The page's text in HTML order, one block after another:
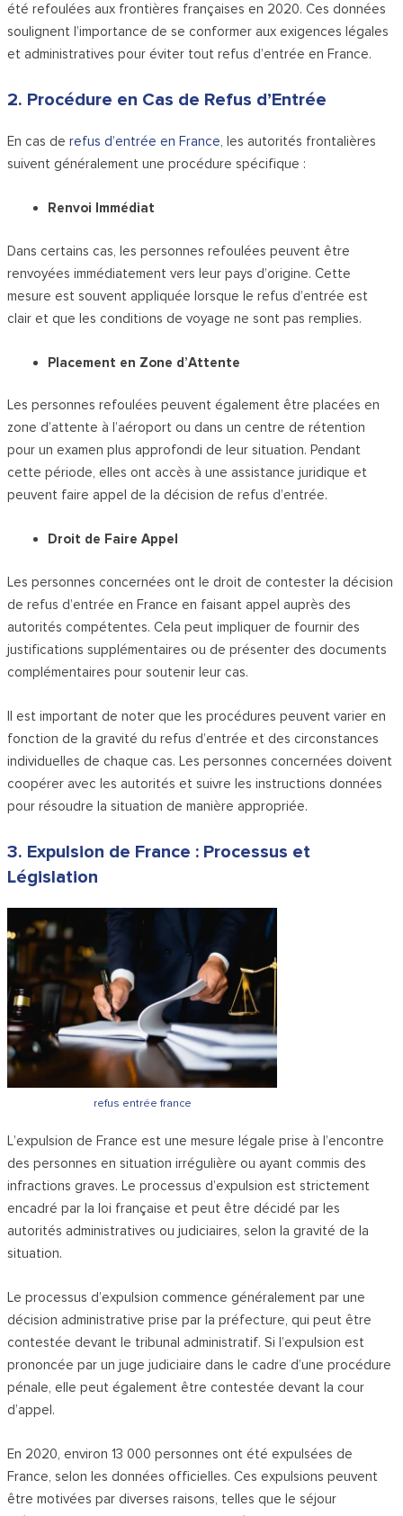
été refoulées aux frontières françaises en 2020. Ces données
soulignent l’importance de se conformer aux exigences légales
et administratives pour éviter tout refus d’entrée en France.
2. Procédure en Cas de Refus d’Entrée
En cas derefus d’entrée en France, les autorités frontalières
suivent généralement une procédure spécifique :
Renvoi Immédiat
Dans certains cas, les personnes refoulées peuvent être
renvoyées immédiatement vers leur pays d’origine. Cette
mesure est souvent appliquée lorsque le refus d’entrée est
clair et que les conditions de voyage ne sont pas remplies.
Placement en Zone d’Attente
Les personnes refoulées peuvent également être placées en
zone d’attente à l’aéroport ou dans un centre de rétention
pour un examen plus approfondi de leur situation. Pendant
cette période, elles ont accès à une assistance juridique et
peuvent faire appel de la décision de refus d’entrée.
Droit de Faire Appel
Les personnes concernées ont le droit de contester la décision
de refus d’entrée en France en faisant appel auprès des
autorités compétentes. Cela peut impliquer de fournir des
justifications supplémentaires ou de présenter des documents
complémentaires pour soutenir leur cas.
Il est important de noter que les procédures peuvent varier en
fonction de la gravité du refus d’entrée et des circonstances
individuelles de chaque cas. Les personnes concernées doivent
coopérer avec les autorités et suivre les instructions données
pour résoudre la situation de manière appropriée.
3. Expulsion de France : Processus et
Législation
refus entrée france
L’expulsion de France est une mesure légale prise à l’encontre
des personnes en situation irrégulière ou ayant commis des
infractions graves. Le processus d’expulsion est strictement
encadré par la loi française et peut être décidé par les
autorités administratives ou judiciaires, selon la gravité de la
situation.
Le processus d’expulsion commence généralement par une
décision administrative prise par la préfecture, qui peut être
contestée devant le tribunal administratif. Si l’expulsion est
prononcée par un juge judiciaire dans le cadre d’une procédure
pénale, elle peut également être contestée devant la cour
d’appel.
En 2020, environ 13 000 personnes ont été expulsées de
France, selon les données officielles. Ces expulsions peuvent
être motivées par diverses raisons, telles que le séjour